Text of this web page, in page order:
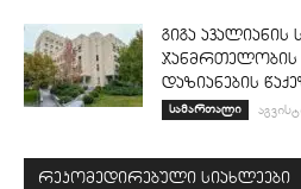
გიგა ავალიანის
ჯანმრთელობის
დაზიანების
სამართალი
რეკომედირებული სიახლეები